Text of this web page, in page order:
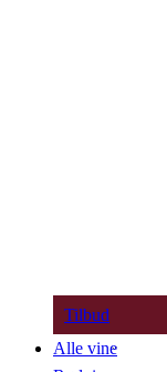
Tilbud
Alle vine